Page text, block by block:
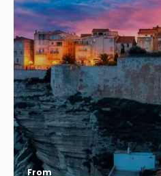
From